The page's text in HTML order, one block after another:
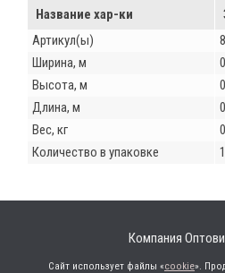
Название хар-ки
Артикул(ы)
Ширина, м
Высота, м
Длина, м
Вес, кг
Количество в упаковке
Компания
Сайт использует файлы «cookie».